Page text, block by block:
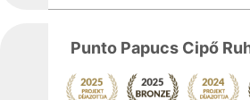
Punto Papucs Cipő